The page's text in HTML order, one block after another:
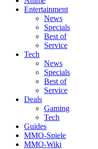
Entertainment
News
Specials
Best of
Service
Tech
News
Specials
Best of
Service
Deals
Gaming
Tech
Guides
MMO-Spiele
MMO-Wiki